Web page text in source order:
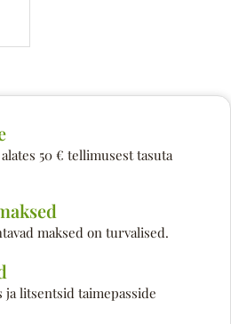
50 € tellimusest tasuta
maksed on turvalised.
ja litsentsid taimepasside